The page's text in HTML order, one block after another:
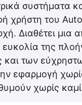
συστήματα
χρήστη του
Διαθέτει μια
ευκολία της
των
εφαρμογή
χωρίς